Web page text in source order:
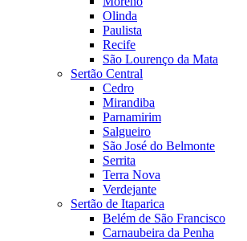
Olinda
Paulista
Recife
São Lourenço da Mata
Sertão Central
Cedro
Mirandiba
Parnamirim
Salgueiro
São José do Belmonte
Serrita
Terra Nova
Verdejante
Sertão de Itaparica
Belém de São Francisco
Carnaubeira da Penha